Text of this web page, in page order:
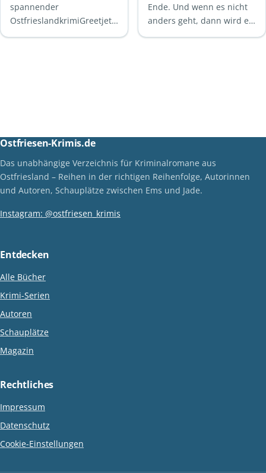
spannender
OstfrieslandkrimiGreetjetod
in Greetsiel ist der zehnte
Ende. Und wenn es nicht
anders geht, dann wird es
blutig!« Am Greetje-
Ostfriesen-Krimis.de
Das unabhängige Verzeichnis für Kriminalromane aus
Ostfriesland – Reihen in der richtigen Reihenfolge, Autorinnen
und Autoren, Schauplätze zwischen Ems und Jade.
Instagram: @ostfriesen_krimis
Entdecken
Alle Bücher
Krimi-Serien
Autoren
Schauplätze
Magazin
Rechtliches
Impressum
Datenschutz
Cookie-Einstellungen